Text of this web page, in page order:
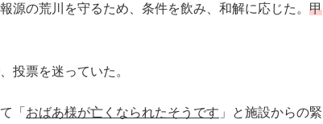
源の荒川を守るため、条件を飲み、和解に応じた。 甲
投票を迷っていた。
「 おばあ様が亡くなられたそうです 」と施設からの緊